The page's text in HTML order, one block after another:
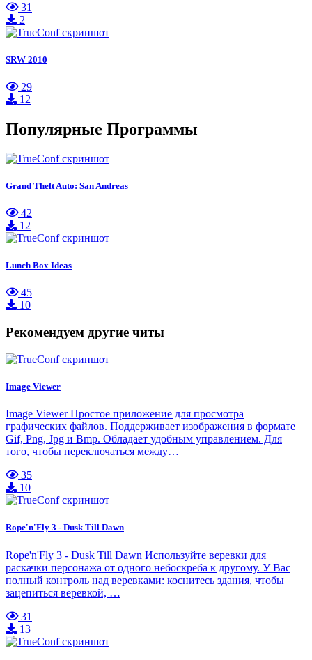
31
2
SRW 2010
29
12
Популярные Программы
Grand Theft Auto: San Andreas
42
12
Lunch Box Ideas
45
10
Рекомендуем другие читы
Image Viewer
Image Viewer Простое приложение для просмотра
графических файлов. Поддерживает изображения в формате
Gif, Png, Jpg и Bmp. Обладает удобным управлением. Для
того, чтобы переключаться между…
35
10
Rope'n'Fly 3 - Dusk Till Dawn
Rope'n'Fly 3 - Dusk Till Dawn Используйте веревки для
раскачки персонажа от одного небоскреба к другому. У Вас
полный контроль над веревками: коснитесь здания, чтобы
зацепиться веревкой, …
31
13